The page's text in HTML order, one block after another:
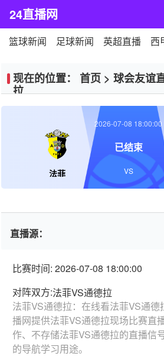
24直播网
篮球新闻 足球新闻 英超直播 西
现在的位置： 首页 > 球会友谊
拉
法菲
2026-07-08 18:00:00
已结束
VS
直播源：
比赛时间: 2026-07-08 18:00:00
对阵双方:法菲VS通德拉
法菲VS通德拉：在线看法菲VS通德
播网提供法菲VS通德拉现场比赛直
作、不存储法菲VS通德拉的直播信
的导航学习用途。